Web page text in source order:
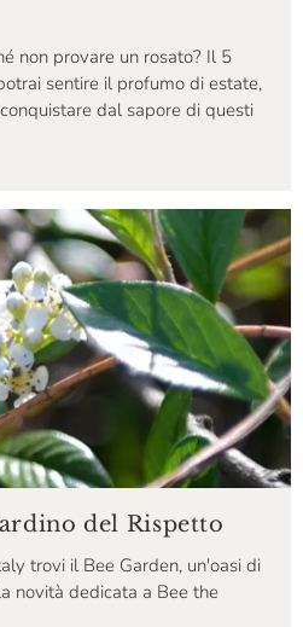
non provare un rosato? Il 5
sentire il profumo di estate,
dal sapore di questi
del Rispetto
trovi il Bee Garden, un'oasi di
novità dedicata a Bee the